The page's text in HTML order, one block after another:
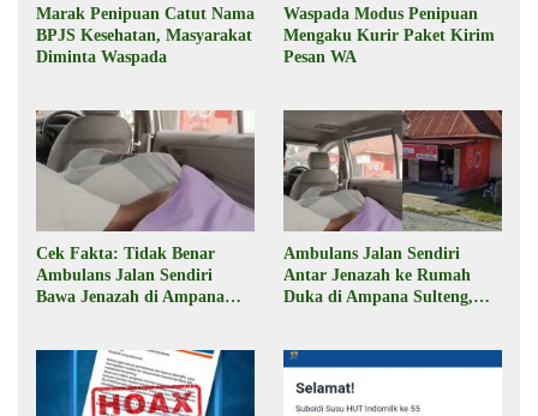
Marak Penipuan Catut Nama
BPJS Kesehatan, Masyarakat
Diminta Waspada
Waspada Modus Penipuan
Mengaku Kurir Paket Kirim
Pesan WA
Cek Fakta: Tidak Benar
Ambulans Jalan Sendiri
Bawa Jenazah di Ampana
Ambulans Jalan Sendiri
Antar Jenazah ke Rumah
Duka di Ampana Sulteng,